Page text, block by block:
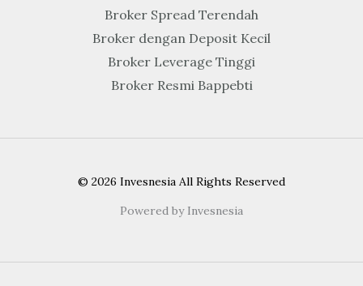
Broker Spread Terendah
Broker dengan Deposit Kecil
Broker Leverage Tinggi
Broker Resmi Bappebti
© 2026 Invesnesia All Rights Reserved
Powered by Invesnesia